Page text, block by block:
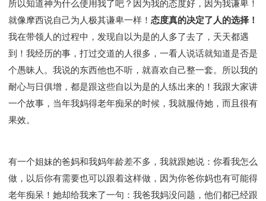
所以知道神为什么使用我了吧？因为我的态度好，因为我谦卑！
就像摩西说自己为人极其谦卑一样！ 态度真的决定了人的选择！
我在带领人的过程中，发现自以为是的人多了去了，天天都遇
到！我经历的事，打过交道的人很多，一看人说话就知道是否是
个愚昧人。我说的东西他也不听，就喜欢自己整一套。所以我的
耐心与日俱增，都是跟这些自以为是的人练出来的！我跟大家讲
一个故事，当年我妈得老年痴呆的时候，我就服侍她，而且很有
果效。
有一个姐妹的爸妈和我妈年龄差不多，我就跟她说：你看我怎么
做，以后你有需要也可以跟着这样做，因为你爸你妈也有可能得
老年痴呆！她却给我来了一句：我爸我妈没问题，他们都已经跟